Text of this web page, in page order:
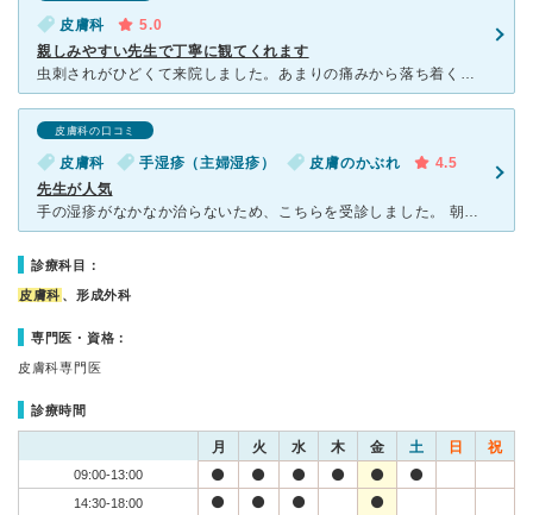
皮膚科
5.0
親しみやすい先生で丁寧に観てくれます
虫刺されがひどくて来院しました。あまりの痛みから落ち着くことが出来なくなっていましたが、先生はちゃんと話を最後まで聞いて下さり気持ちが落ち着いた後、的確な指示をくださいました。その後処方して頂いた薬を
皮膚科の口コミ
皮膚科 手湿疹（主婦湿疹） 皮膚のかぶれ
4.5
先生が人気
手の湿疹がなかなか治らないため、こちらを受診しました。 朝一だったのにもかかわらず、駐車場にはかなりの車がありました。 人気の医師がいるので、その先生に診ていただきたかったので受付で伝えました。
診療科目：
皮膚科 、形成外科
専門医・資格：
皮膚科専門医
診療時間
月 火 水 木 金 土 日 祝
09:00-13:00
14:30-18:00